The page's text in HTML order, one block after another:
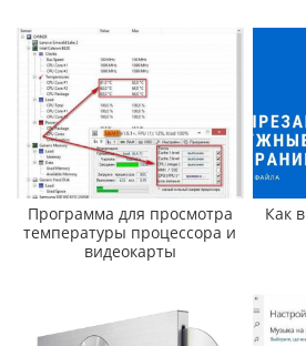
Программа для просмотра
температуры процессора и
видеокарты
Как